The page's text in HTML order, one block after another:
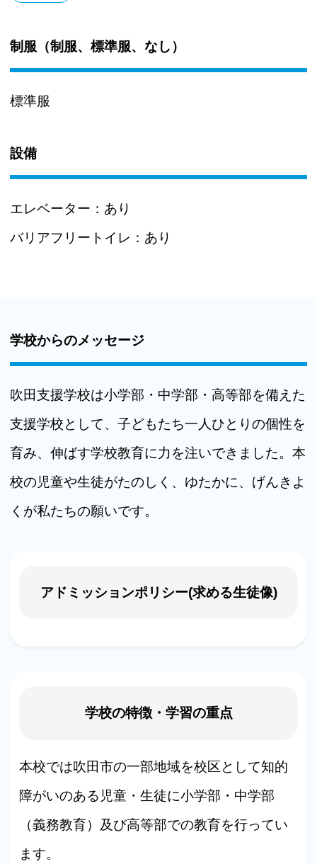
制服（制服、標準服、なし）
標準服
設備
エレベーター： あり
バリアフリートイレ： あり
学校からのメッセージ
吹田支援学校は小学部・中学部・高等部を備えた
支援学校として、子どもたち一人ひとりの個性を
育み、伸ばす学校教育に力を注いできました。本
校の児童や生徒がたのしく、ゆたかに、げんきよ
くが私たちの願いです。
アドミッションポリシー(求める生徒像)
学校の特徴・学習の重点
本校では吹田市の一部地域を校区として知的
障がいのある児童・生徒に小学部・中学部
（義務教育）及び高等部での教育を行ってい
ます。